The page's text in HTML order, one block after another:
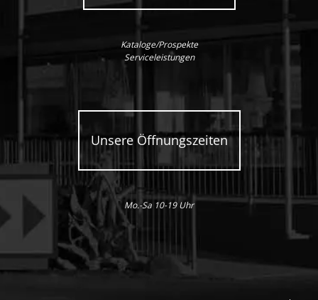
Kataloge/Prospekte
Serviceleistungen
Unsere Öffnungszeiten
Mo.-Sa 10-19 Uhr